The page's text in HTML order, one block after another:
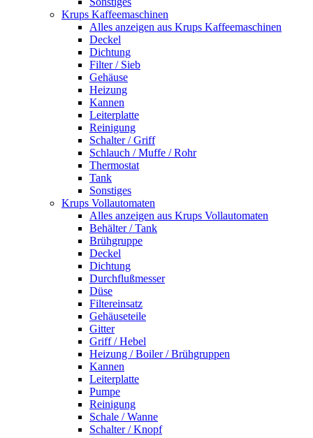
Krups Kaffeemaschinen
Alles anzeigen aus Krups Kaffeemaschinen
Deckel
Dichtung
Filter / Sieb
Gehäuse
Heizung
Kannen
Leiterplatte
Reinigung
Schalter / Griff
Schlauch / Muffe / Rohr
Thermostat
Tank
Sonstiges
Krups Vollautomaten
Alles anzeigen aus Krups Vollautomaten
Behälter / Tank
Brühgruppe
Deckel
Dichtung
Durchflußmesser
Düse
Filtereinsatz
Gehäuseteile
Gitter
Griff / Hebel
Heizung / Boiler / Brühgruppen
Kannen
Leiterplatte
Pumpe
Reinigung
Schale / Wanne
Schalter / Knopf